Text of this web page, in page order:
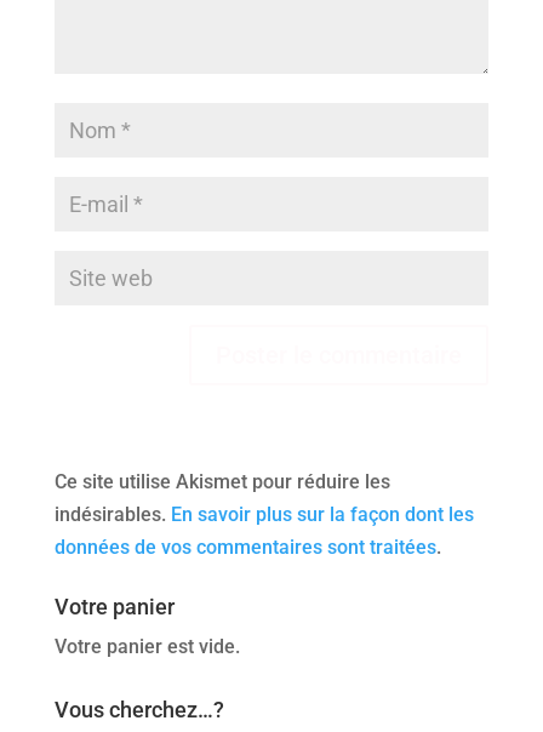
Ce site utilise Akismet pour réduire les
indésirables. En savoir plus sur la façon dont les
données de vos commentaires sont traitées.
Votre panier
Votre panier est vide.
Vous cherchez…?